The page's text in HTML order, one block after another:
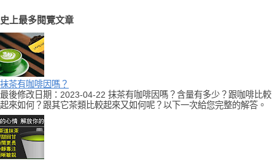
史上最多閱覽文章
抹茶有咖啡因嗎？
最後修改日期：2023-04-22 抹茶有咖啡因嗎？含量有多少？跟咖啡比較
起來如何？跟其它茶類比較起來又如何呢？以下一次給您完整的解答。